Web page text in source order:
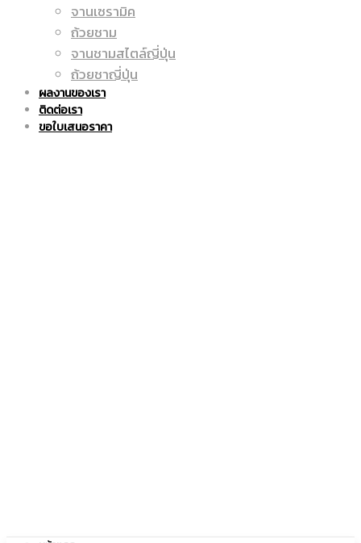
แก้ว
มัค
|
จานเซรามิค
ถ้วยชาม
จานชามสไตล์ญี่ปุ่น
ถ้วยชาญี่ปุ่น
ผลงานของเรา
ติดต่อเรา
ขอใบเสนอราคา